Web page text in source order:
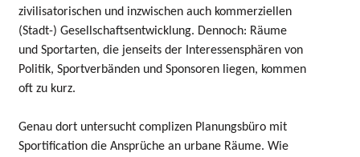
zivilisatorischen und inzwischen auch kommerziellen
(Stadt-) Gesellschaftsentwicklung. Dennoch: Räume
und Sportarten, die jenseits der Interessensphären von
Politik, Sportverbänden und Sponsoren liegen, kommen
oft zu kurz.
Genau dort untersucht complizen Planungsbüro mit
Sportification die Ansprüche an urbane Räume. Wie